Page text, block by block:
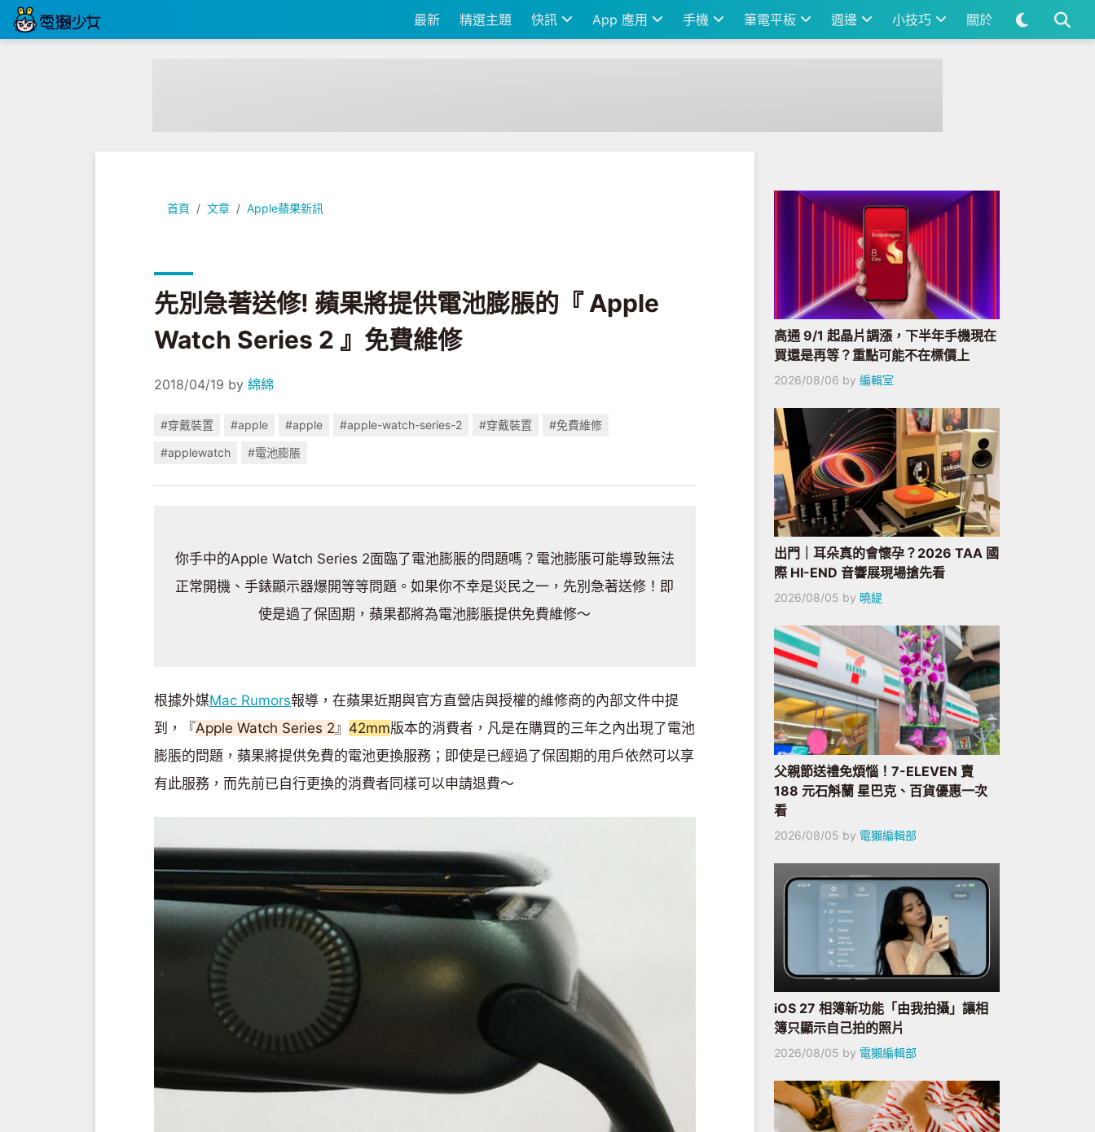
最新 精選主題 快訊 App 應用 手機 筆電平板 週邊 小技巧 關於
首頁 文章 Apple蘋果新訊
先別急著送修! 蘋果將提供電池膨脹的『 Apple Watch Series 2 』免費維修
先別急著送修! 蘋果將提供電池膨脹的『 Apple
Watch Series 2 』免費維修
2018/04/19 by 綿綿
#穿戴裝置 #apple #apple #apple-watch-series-2 #穿戴裝置
#免費維修
#applewatch
#電池膨脹
你手中的Apple Watch Series 2面臨了電池膨脹的問題嗎？電池膨脹可能導致無法
正常開機、手錶顯示器爆開等等問題。如果你不幸是災民之一，先別急著送修！即
使是過了保固期，蘋果都將為電池膨脹提供免費維修～
根據外媒Mac Rumors報導，在蘋果近期與官方直營店與授權的維修商的內部文件中提
到，『Apple Watch Series 2』 42mm版本的消費者，凡是在購買的三年之內出現了電池
膨脹的問題，蘋果將提供免費的電池更換服務；即使是已經過了保固期的用戶依然可以享
有此服務，而先前已自行更換的消費者同樣可以申請退費～
高通 9/1 起晶片調漲，下半年手機現在
買還是再等？重點可能不在標價上
2026/08/06 by 編輯室
出門｜耳朵真的會懷孕？2026 TAA 國
際 HI-END 音響展現場搶先看
2026/08/05 by 曉緹
父親節送禮免煩惱！7-ELEVEN 賣
188 元石斛蘭 星巴克、百貨優惠一次
看
2026/08/05 by 電獺編輯部
iOS 27 相簿新功能「由我拍攝」讓相
簿只顯示自己拍的照片
2026/08/05 by 電獺編輯部